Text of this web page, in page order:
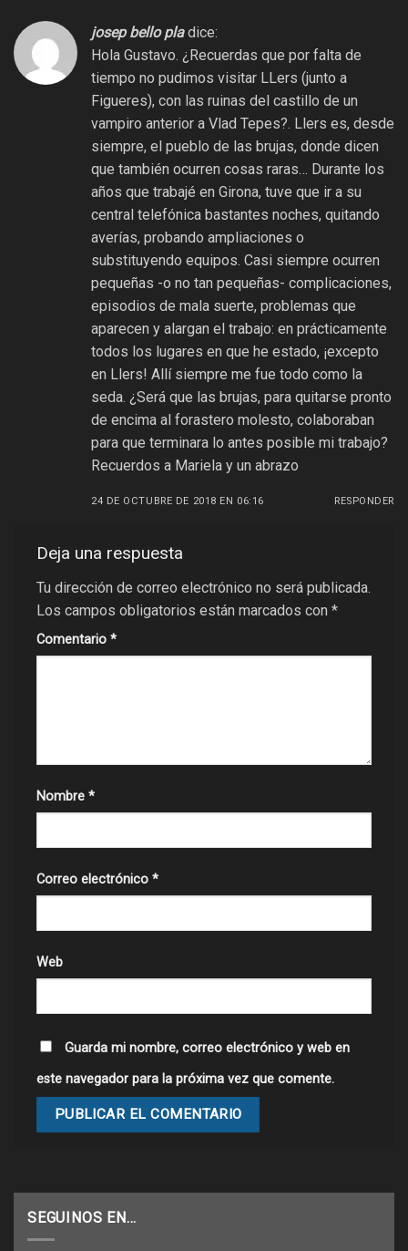
josep bello pla dice:
Hola Gustavo. ¿Recuerdas que por falta de
tiempo no pudimos visitar LLers (junto a
Figueres), con las ruinas del castillo de un
vampiro anterior a Vlad Tepes?. Llers es, desde
siempre, el pueblo de las brujas, donde dicen
que también ocurren cosas raras… Durante los
años que trabajé en Girona, tuve que ir a su
central telefónica bastantes noches, quitando
averías, probando ampliaciones o
substituyendo equipos. Casi siempre ocurren
pequeñas -o no tan pequeñas- complicaciones,
episodios de mala suerte, problemas que
aparecen y alargan el trabajo: en prácticamente
todos los lugares en que he estado, ¡excepto
en Llers! Allí siempre me fue todo como la
seda. ¿Será que las brujas, para quitarse pronto
de encima al forastero molesto, colaboraban
para que terminara lo antes posible mi trabajo?
Recuerdos a Mariela y un abrazo
24 DE OCTUBRE DE 2018 EN 06:16 RESPONDER
Deja una respuesta
Tu dirección de correo electrónico no será publicada.
Los campos obligatorios están marcados con *
Comentario *
Nombre *
Correo electrónico *
Web
Guarda mi nombre, correo electrónico y web en
este navegador para la próxima vez que comente.
SEGUINOS EN…